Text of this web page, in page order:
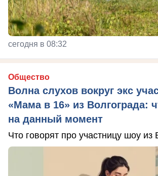
сегодня в 08:32
Общество
Волна слухов вокруг экс
«Мама в 16» из Волгограда:
на данный момент
Что говорят про участницу шоу из